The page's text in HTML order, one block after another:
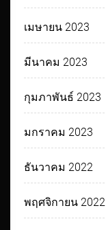
เมษายน 2023
มีนาคม 2023
กุมภาพันธ์ 2023
มกราคม 2023
ธันวาคม 2022
พฤศจิกายน 2022